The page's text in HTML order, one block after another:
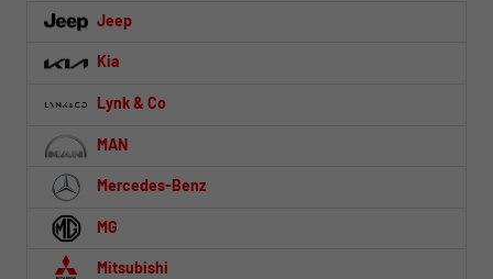
Jeep
Kia
Lynk & Co
MAN
Mercedes-Benz
MG
Mitsubishi